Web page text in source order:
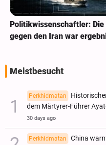
Politikwissenschaftler:
gegen den Iran war
Meistbesucht
Perkhidmatan
dem Märtyrer-Führer
30 days ago
Perkhidmatan China